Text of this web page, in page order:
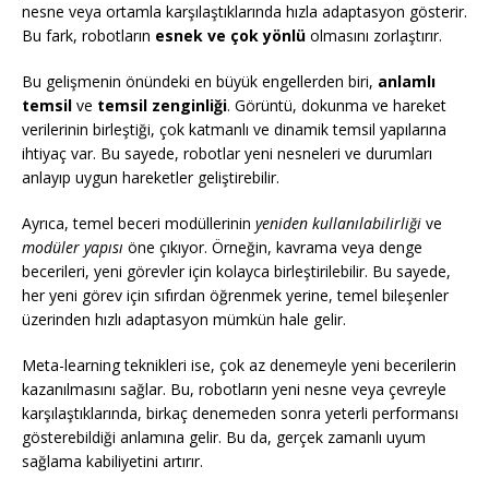
nesne veya ortamla karşılaştıklarında hızla adaptasyon gösterir.
Bu fark, robotların esnek ve çok yönlü olmasını zorlaştırır.
Bu gelişmenin önündeki en büyük engellerden biri, anlamlı
temsil ve temsil zenginliği. Görüntü, dokunma ve hareket
verilerinin birleştiği, çok katmanlı ve dinamik temsil yapılarına
ihtiyaç var. Bu sayede, robotlar yeni nesneleri ve durumları
anlayıp uygun hareketler geliştirebilir.
Ayrıca, temel beceri modüllerinin yeniden kullanılabilirliği ve
modüler yapısı öne çıkıyor. Örneğin, kavrama veya denge
becerileri, yeni görevler için kolayca birleştirilebilir. Bu sayede,
her yeni görev için sıfırdan öğrenmek yerine, temel bileşenler
üzerinden hızlı adaptasyon mümkün hale gelir.
Meta-learning teknikleri ise, çok az denemeyle yeni becerilerin
kazanılmasını sağlar. Bu, robotların yeni nesne veya çevreyle
karşılaştıklarında, birkaç denemeden sonra yeterli performansı
gösterebildiği anlamına gelir. Bu da, gerçek zamanlı uyum
sağlama kabiliyetini artırır.